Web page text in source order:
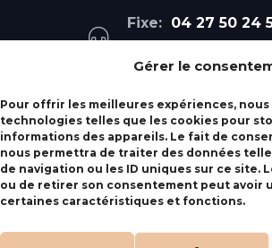
Gérer le
Pour offrir les meilleures expériences,
technologies telles que les cookies pour
informations des appareils. Le fait de
nous permettra de traiter des données
de navigation ou les ID uniques sur ce site.
ou de retirer son consentement peut avoir
certaines caractéristiques et fonctions.
Fixe: 04 27 50 24